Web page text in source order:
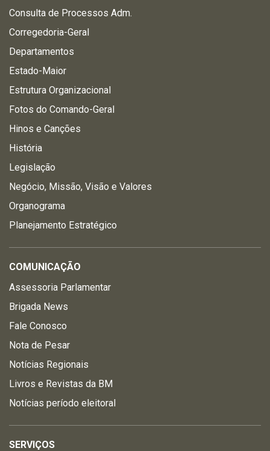
Consulta de Processos Adm.
Corregedoria-Geral
Departamentos
Estado-Maior
Estrutura Organizacional
Fotos do Comando-Geral
Hinos e Canções
História
Legislação
Negócio, Missão, Visão e Valores
Organograma
Planejamento Estratégico
COMUNICAÇÃO
Assessoria Parlamentar
Brigada News
Fale Conosco
Nota de Pesar
Notícias Regionais
Livros e Revistas da BM
Notícias período eleitoral
SERVIÇOS